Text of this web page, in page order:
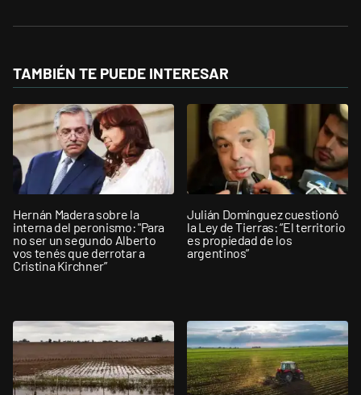
TAMBIÉN TE PUEDE INTERESAR
Hernán Madera sobre la
interna del peronismo: "Para
no ser un segundo Alberto
vos tenés que derrotar a
Cristina Kirchner”
Julián Domínguez cuestionó
la Ley de Tierras: “El territorio
es propiedad de los
argentinos”